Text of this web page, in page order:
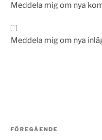
Meddela mig om nya
Meddela mig om nya
Föregående
FÖREGÅENDE